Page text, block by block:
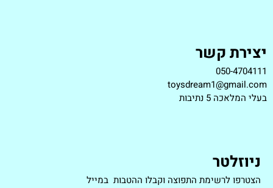
יצירת קשר
050-4704111
toysdream1@gmail.com
בעלי המלאכה 5 נתיבות
ניוזלטר
הצטרפו לרשימת התפוצה וקבלו ההטבות במייל